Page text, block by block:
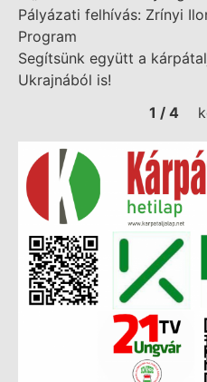
Pályázati felhívás: Zrínyi
Program
Segítsünk együtt a
Ukrajnából is!
1 / 4